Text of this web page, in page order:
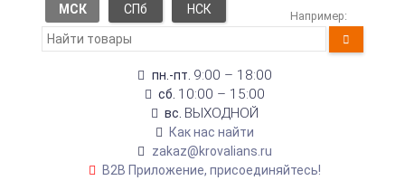
МСК СПб НСК Например:
пн.-пт. 9:00 – 18:00
сб. 10:00 – 15:00
вс. ВЫХОДНОЙ
Как нас найти
zakaz@krovalians.ru
B2B Приложение, присоединяйтесь!